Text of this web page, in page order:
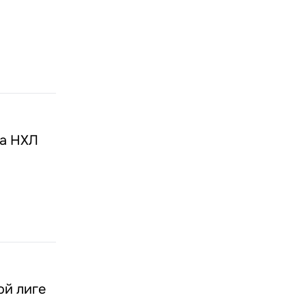
НХЛ
лиге